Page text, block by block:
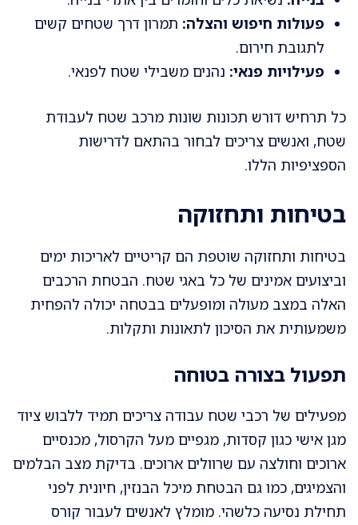
פעולות חיפוש והצלה: תמרון דרך שטחים קשים
לתגובת חירום.
פעילויות פנאי: נהנים משבילי שטח לפנאי.
כל תרחיש דורש תכונות שונות מרכב שטח לעבודת
שטח, ואנשים צריכים לבחור בהתאם לדרישות
הספציפיות הללו.
בטיחות ותחזוקה
בטיחות ותחזוקה שוטפת הם קריטיים לאריכות ימים
וביצועים אמינים של כל באגי שטח. הבטחת הרכבים
האלה במצב מעולה ומופעלים בבטחה יכולה להפחית
משמעותית את הסיכון לתאונות ותקלות.
תפעול בצורה בטוחה
מפעילים של רכבי שטח עבודה צריכים תמיד ללבוש ציוד
מגן אישי כגון קסדות, מגפיים מעל הקרסול, מכנסיים
ארוכים וחולצה עם שרוולים ארוכים. בדיקת מצב הבלמים
והצמיגים, כמו גם הבטחת מיכל הבנזין, חיונית לפני
תחילת נסיעה כלשהי. מומלץ לאנשים לעבור קורס